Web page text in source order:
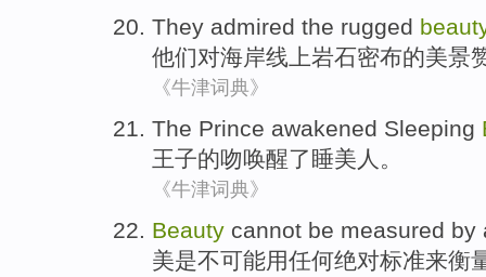
They admired the rugged
他们对海岸线 上岩石密布的美景
《牛津词典》
The Prince awakened Sleeping
王子的吻唤醒了 睡美人 。
《牛津词典》
Beauty cannot be measured by
美是不可能用任何绝对标准来衡